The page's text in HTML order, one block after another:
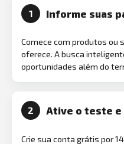
1 Informe suas
Comece com produtos ou
oferece. A busca
oportunidades além do
2 Ative o teste
Crie sua conta grátis por